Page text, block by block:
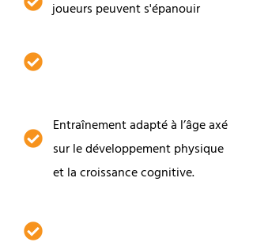
joueurs peuvent s'épanouir
Entraînement adapté à l’âge axé
sur le développement physique
et la croissance cognitive.